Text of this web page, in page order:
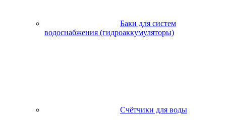
Баки для систем
водоснабжения (гидроаккумуляторы)
Счётчики для воды